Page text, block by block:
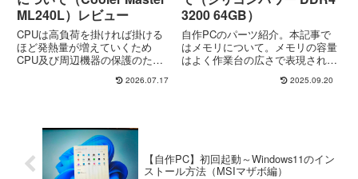
ML240L）レビュー
CPUは高負荷を掛ければ掛ける
ほど発熱量が増えていくため
CPU及び周辺機器の保護のた
付いています。自作PCの場合、
りま...
2026.07.17
3200 64GB）
自作PCのパーツ紹介。本記事で
はメモリについて。メモリの容量
はよく作業台の広さで表現されま
ものを広げて置いておけるのと同
2025.09.20
【自作PC】初回起動～Windows11のイン
ストール方法（MSIマザボ編）